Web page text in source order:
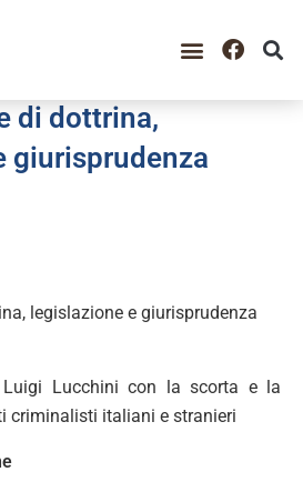
di dottrina,
giurisprudenza
legislazione e giurisprudenza
Luigi Lucchini con la scorta e la
criminalisti italiani e stranieri